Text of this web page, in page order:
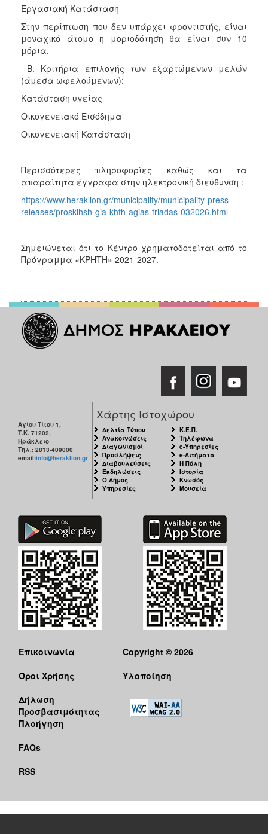
Εργασιακή Κατάσταση
Στην περίπτωση που δεν υπάρχει φροντιστής, είναι
μοναχικό άτομο η μοριοδότηση θα είναι συν 10
μόρια.
Β. Κριτήρια επιλογής των εξαρτώμενων μελών
(άμεσα ωφελούμενων):
Κατάσταση υγείας
Οικογενειακό Εισόδημα
Οικογενειακή Κατάσταση
Περισσότερες πληροφορίες καθώς και τα
απαραίτητα έγγραφα στην ηλεκτρονική διεύθυνση :
https://www.heraklion.gr/municipality/municipality-press-
releases/prosklhsh-gia-khfh-agias-triadas-032026.html
Σημειώνεται ότι το Κέντρο χρηματοδοτείται από το
Πρόγραμμα «ΚΡΗΤΗ» 2021-2027.
Αγίου Τίτου 1,
Τ.Κ. 71202,
Ηράκλειο
Τηλ.: 2813-409000
email:info@heraklion.gr
Χάρτης Ιστοχώρου
Δελτία Τύπου
Ανακοινώσεις
Διαγωνισμοί
Προσλήψεις
Διαβουλεύσεις
Εκδηλώσεις
Ο Δήμος
Υπηρεσίες
Κ.Ε.Π.
Τηλέφωνα
e-Υπηρεσίες
e-Αιτήματα
Η Πόλη
Ιστορία
Κνωσός
Μουσεία
Επικοινωνία
Όροι Χρήσης
Δήλωση
Προσβασιμότητας
Πλοήγηση
FAQs
RSS
Copyright © 2026
Υλοποίηση